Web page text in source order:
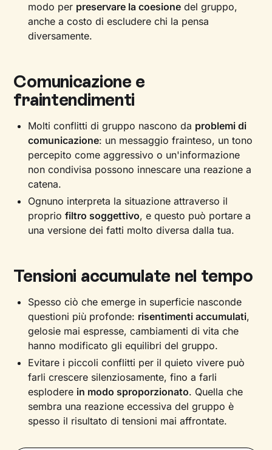
modo per preservare la coesione del gruppo,
anche a costo di escludere chi la pensa
diversamente.
Comunicazione e
fraintendimenti
Molti conflitti di gruppo nascono da problemi di
comunicazione: un messaggio frainteso, un tono
percepito come aggressivo o un'informazione
non condivisa possono innescare una reazione a
catena.
Ognuno interpreta la situazione attraverso il
propriofiltro soggettivo, e questo può portare a
una versione dei fatti molto diversa dalla tua.
Tensioni accumulate nel tempo
Spesso ciò che emerge in superficie nasconde
questioni più profonde: risentimenti accumulati,
gelosie mai espresse, cambiamenti di vita che
hanno modificato gli equilibri del gruppo.
Evitare i piccoli conflitti per il quieto vivere può
farli crescere silenziosamente, fino a farli
esplodere in modo sproporzionato. Quella che
sembra una reazione eccessiva del gruppo è
spesso il risultato di tensioni mai affrontate.